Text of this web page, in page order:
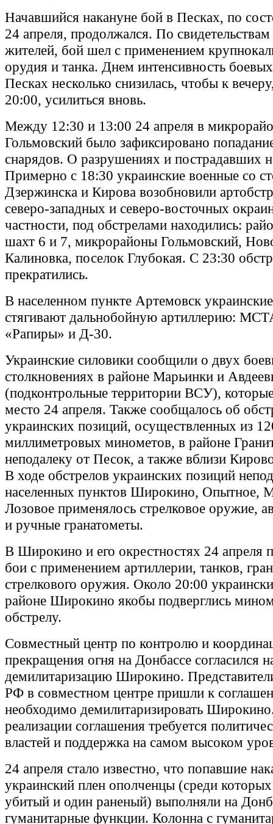
Начавшийся накануне бой в Песках, по
24 апреля, продолжался. По
жителей, бой шел с применением
орудия и танка. Днем интенсивность
Песках несколько снизилась, чтобы к
20:00, усилиться вновь.
Между 12:30 и 13:00 24 апреля в
Гольмовский было зафиксировано
снарядов. О разрушениях и пострадавших
Примерно с 18:30 украинские военные со
Дзержинска и Кирова возобновили
северо-западных и северо-восточных
частности, под обстрелами находились:
шахт 6 и 7, микрорайоны Гольмовский,
Калиновка, поселок Глубокая. С 23:30
прекратились.
В населенном пункте Артемовск
стягивают дальнобойную артиллерию:
«Рапиры» и Д-30.
Украинские силовики сообщили о двух
столкновениях в районе Марьинки и
(подконтрольные территории ВСУ),
место 24 апреля. Также сообщалось об
украинских позиций, осуществленных из
миллиметровых минометов, в районе
неподалеку от Песок, а также вблизи
В ходе обстрелов украинских позиций
населенных пунктов Широкино, Опытное,
Лозовое применялось стрелковое оружие,
и ручные гранатометы.
В Широкино и его окрестностях 24 апреля
бои с применением артиллерии, танков,
стрелкового оружия. Около 20:00
районе Широкино якобы подверглись
обстрелу.
Совместный центр по контролю и
прекращения огня на Донбассе согласился
демилитаризацию Широкино.
РФ в совместном центре пришли к
необходимо демилитаризировать
реализации соглашения требуется
властей и поддержка на самом высоком
24 апреля стало известно, что попавшие
украинский плен ополченцы (среди
убитый и один раненый) выполняли на
гуманитарные функции. Колонна с